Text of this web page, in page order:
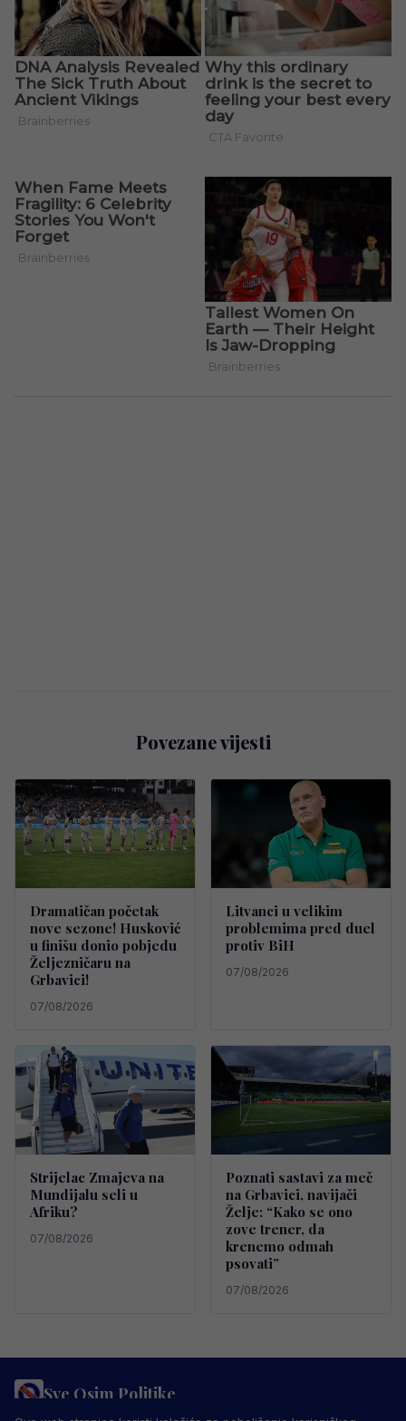
Povezane vijesti
Dramatičan početak
nove sezone! Husković
u finišu donio pobjedu
Željezničaru na
Grbavici!
07/08/2026
Litvanci u velikim
problemima pred duel
protiv BiH
07/08/2026
Strijelac Zmajeva na
Mundijalu seli u
Afriku?
07/08/2026
Poznati sastavi za meč
na Grbavici, navijači
Želje: “Kako se ono
zove trener, da
krenemo odmah
psovati”
07/08/2026
Sve Osim Politike
PRAVILA PRIVATNOSTI MARKETING USLOVI KORIŠTENJA